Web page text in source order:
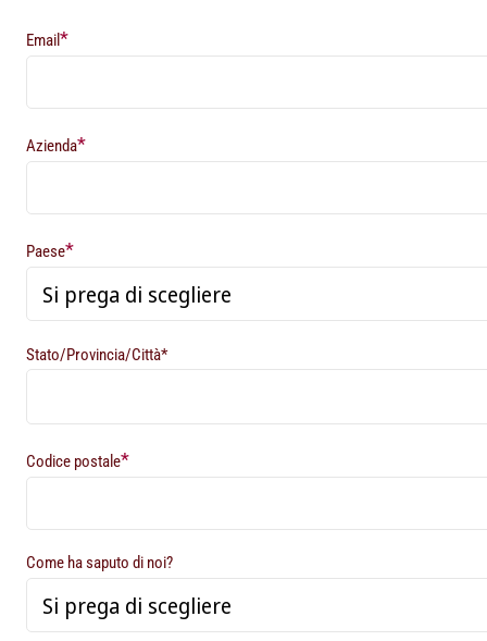
Email*
Azienda*
Paese*
Stato/Provincia/Città*
Codice postale*
Come ha saputo di noi?